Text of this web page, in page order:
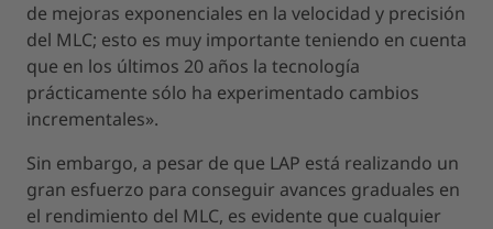
de mejoras exponenciales en la velocidad y precisión
del MLC; esto es muy importante teniendo en cuenta
que en los últimos 20 años la tecnología
prácticamente sólo ha experimentado cambios
incrementales».
Sin embargo, a pesar de que LAP está realizando un
gran esfuerzo para conseguir avances graduales en
el rendimiento del MLC, es evidente que cualquier